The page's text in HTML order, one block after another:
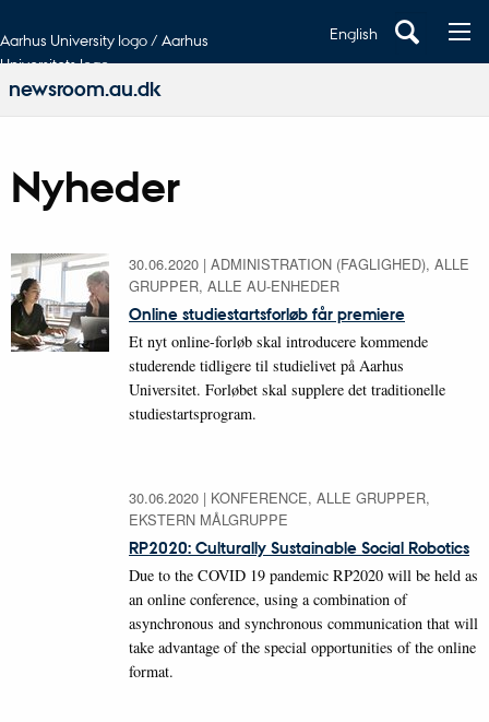
Aarhus University logo / Aarhus
Universitets logo
newsroom.au.dk
English
Nyheder
30.06.2020 | ADMINISTRATION (FAGLIGHED), ALLE
GRUPPER, ALLE AU-ENHEDER
Online studiestartsforløb får premiere
Et nyt online-forløb skal introducere kommende
studerende tidligere til studielivet på Aarhus
Universitet. Forløbet skal supplere det traditionelle
studiestartsprogram.
30.06.2020 | KONFERENCE, ALLE GRUPPER,
EKSTERN MÅLGRUPPE
RP2020: Culturally Sustainable Social Robotics
Due to the COVID 19 pandemic RP2020 will be held as
an online conference, using a combination of
asynchronous and synchronous communication that will
take advantage of the special opportunities of the online
format.